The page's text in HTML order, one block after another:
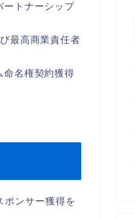
ートナーシップ
最高商業責任者
命名権契約獲得
ポンサー獲得を